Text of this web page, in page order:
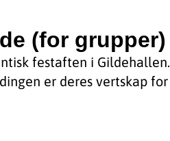
(for grupper)
festaften i Gildehallen.
er deres vertskap for